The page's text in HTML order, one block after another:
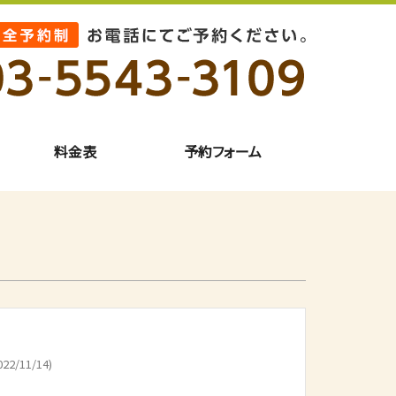
料金表 予約フォーム
11/14)